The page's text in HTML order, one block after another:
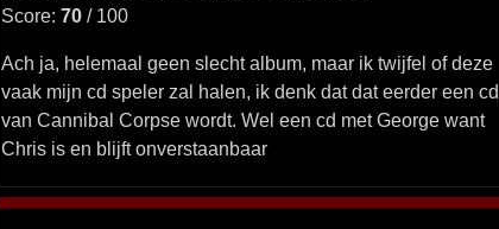
Score: 70/ 100
Ach ja, helemaal geen slecht album, maar ik twijfel of deze
vaak mijn cd speler zal halen, ik denk dat dat eerder een cd
van Cannibal Corpse wordt. Wel een cd met George want
Chris is en blijft onverstaanbaar